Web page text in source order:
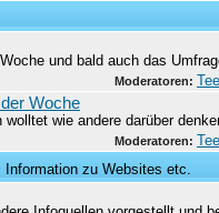
und bald auch das
Moderatoren:
Woche
wie andere darüber
Moderatoren:
zu Websites etc.